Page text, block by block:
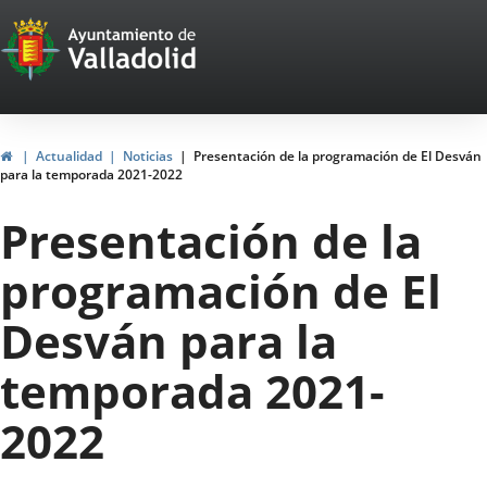
Portal
Web
del
Ayuntamiento
de
Valladolid
HomeActualidad Noticias
Presentación de la programación de El Desván
para la temporada 2021-2022
Presentación de la
programación de El
Desván para la
temporada 2021-
2022